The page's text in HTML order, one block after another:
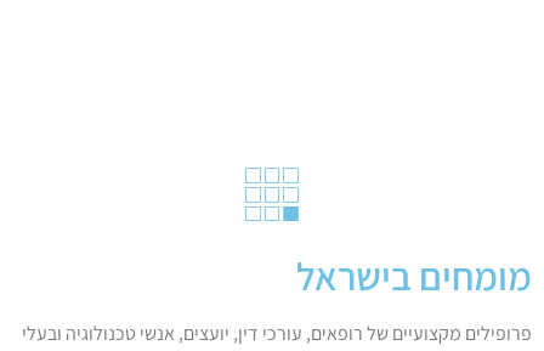
מומחים בישראל
פרופילים מקצועיים של רופאים, עורכי דין, יועצים, אנשי טכנולוגיה ובעלי